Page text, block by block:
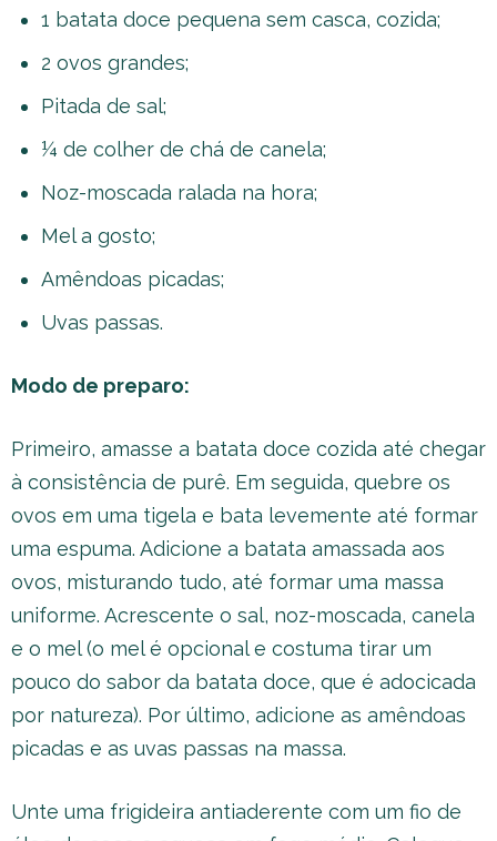
1 batata doce pequena sem casca, cozida;
2 ovos grandes;
Pitada de sal;
¼ de colher de chá de canela;
Noz-moscada ralada na hora;
Mel a gosto;
Amêndoas picadas;
Uvas passas.
Modo de preparo:
Primeiro, amasse a batata doce cozida até chegar
à consistência de purê. Em seguida, quebre os
ovos em uma tigela e bata levemente até formar
uma espuma. Adicione a batata amassada aos
ovos, misturando tudo, até formar uma massa
uniforme. Acrescente o sal, noz-moscada, canela
e o mel (o mel é opcional e costuma tirar um
pouco do sabor da batata doce, que é adocicada
por natureza). Por último, adicione as amêndoas
picadas e as uvas passas na massa.
Unte uma frigideira antiaderente com um fio de